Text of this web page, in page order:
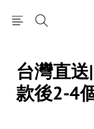
台灣直
款後2-4